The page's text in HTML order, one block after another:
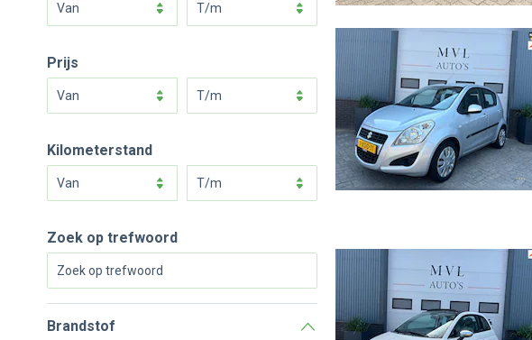
van t/m
Prijs
van t/m
Kilometerstand
van t/m
Zoek op trefwoord
Brandstof